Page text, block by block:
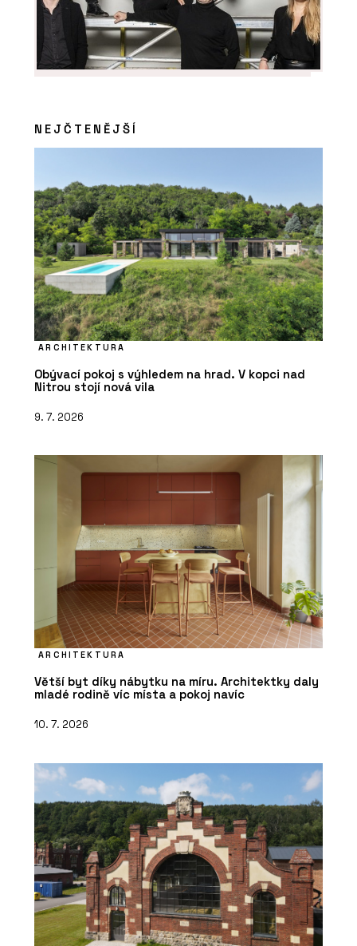
NEJČTENĚJŠÍ
ARCHITEKTURA
Obývací pokoj s výhledem na hrad. V kopci nad
Nitrou stojí nová vila
9. 7. 2026
ARCHITEKTURA
Větší byt díky nábytku na míru. Architektky daly
mladé rodině víc místa a pokoj navíc
10. 7. 2026